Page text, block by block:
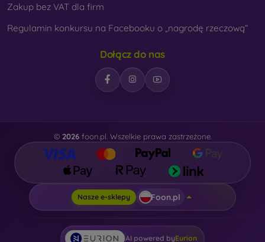
Zakup bez VAT dla firm
Regulamin konkursu na Facebooku o „nagrodę rzeczową“
Dołącz do nas
© 2026foon.pl. Wszelkie prawa zastrzeżone.
Nasze e-sklepy Foon.pl
AI powered byEurion